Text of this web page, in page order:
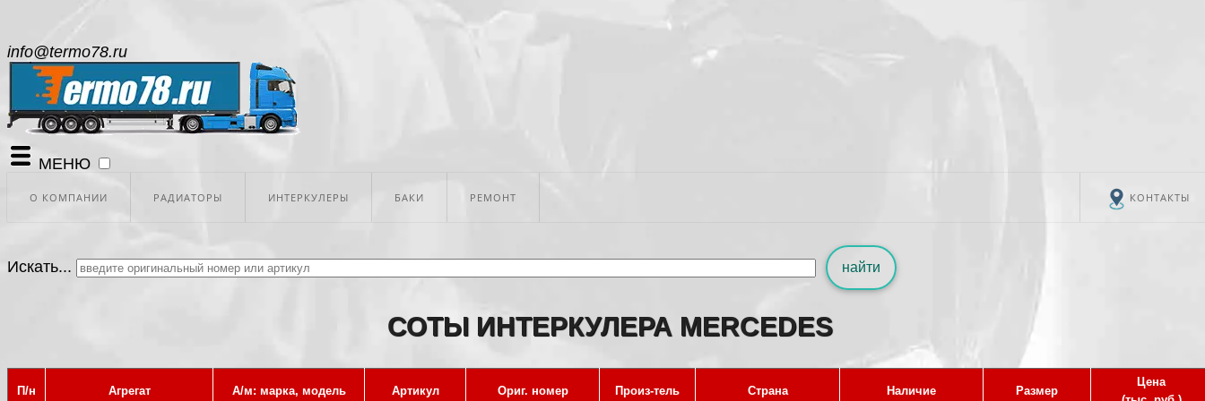
info@termo78.ru
МЕНЮ
О КОМПАНИИ РАДИАТОРЫ ИНТЕРКУЛЕРЫ БАКИ РЕМОНТ КОНТАКТЫ
Искать... найти
СОТЫ ИНТЕРКУЛЕРА MERCEDES
П/н Агрегат А/м: марка, модель Артикул Ориг. номер Произ-тель Страна Наличие Размер
Цена